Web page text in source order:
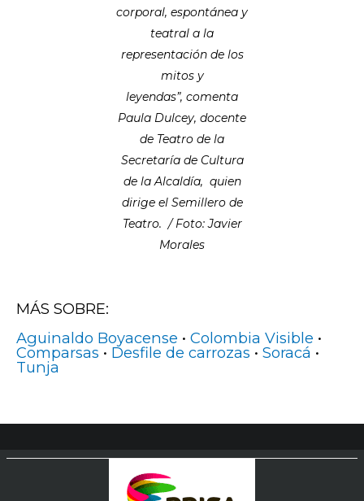
corporal, espontánea y
teatral a la
representación de los
mitos y
leyendas”, comenta
Paula Dulcey, docente
de Teatro de la
Secretaría de Cultura
de la Alcaldía, quien
dirige el Semillero de
Teatro. / Foto: Javier
Morales
MÁS SOBRE:
Aguinaldo Boyacense • Colombia Visible •
Comparsas • Desfile de carrozas • Soracá •
Tunja